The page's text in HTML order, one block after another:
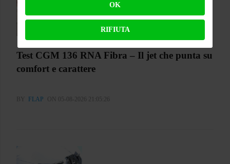
Test CGM 136 RNA Fibra – Il jet che punta su
comfort e carattere
BY FLAP ON 05-08-2026 21:05:26
OK
RIFIUTA